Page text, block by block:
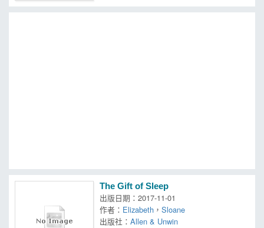
The Gift of Sleep
出版日期：2017-11-01
作者： Elizabeth ，Sloane
出版社：Allen & Unwin